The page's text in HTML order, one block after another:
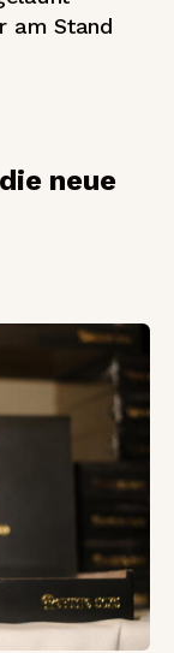
am Stand
neue